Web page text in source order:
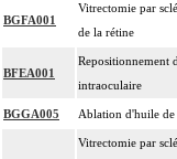
BGFA001
Vitrectomie par
de la rétine
BFEA001
Repositionnement
intraoculaire
BGGA005 Ablation d'huile
Vitrectomie par